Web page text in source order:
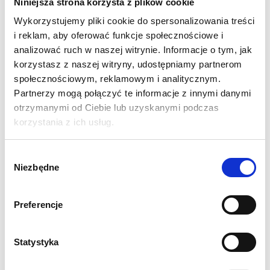
Wykorzystujemy pliki cookie do spersonalizowania treści
i reklam, aby oferować funkcje społecznościowe i
analizować ruch w naszej witrynie. Informacje o tym, jak
korzystasz z naszej witryny, udostępniamy partnerom
społecznościowym, reklamowym i analitycznym.
Partnerzy mogą połączyć te informacje z innymi danymi
otrzymanymi od Ciebie lub uzyskanymi podczas
korzystania z ich usług.
zgody
Niezbędne
Preferencje
Statystyka
Namiot reklamowy 3x4,5
z czarnym baldachimem
Namiot reklamowy 3x4,5
z czerwonym